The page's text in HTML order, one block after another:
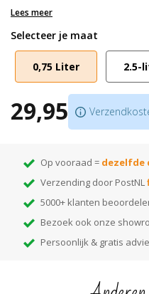
behandeling van de vloer als voor
Waterafstotend, geeft geen vlekken
Natuurlijk zijdematte uitstraling
Makkelijk in onderhoud
Lees meer
Selecteer je maat
0,75 Liter 2.5-
29,95
Op vooraad = dezelfde
Verzending door PostNL
5000+ klanten
Bezoek ook onze
Persoonlijk & gratis